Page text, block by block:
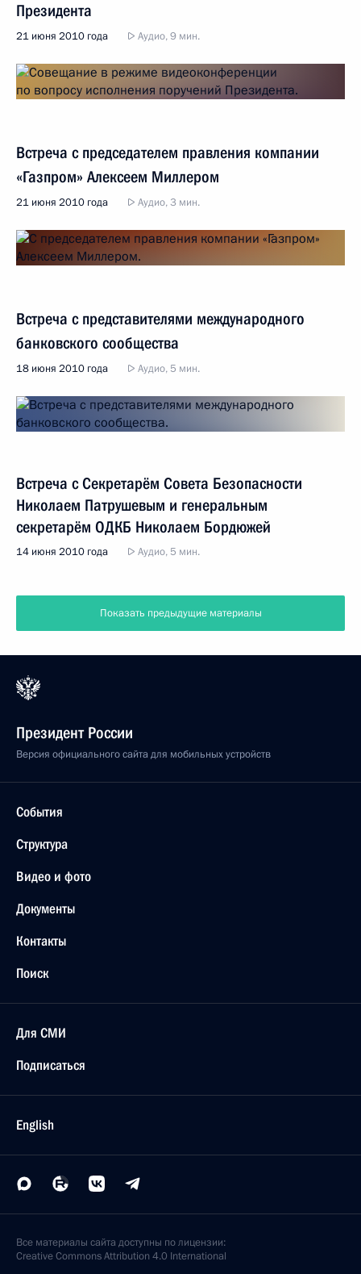
Президента
21 июня 2010 года Аудио, 9 мин.
Встреча с председателем правления компании
«Газпром» Алексеем Миллером
21 июня 2010 года Аудио, 3 мин.
Встреча с представителями международного
банковского сообщества
18 июня 2010 года Аудио, 5 мин.
Встреча с Секретарём Совета Безопасности
Николаем Патрушевым и генеральным
секретарём ОДКБ Николаем Бордюжей
14 июня 2010 года Аудио, 5 мин.
Показать предыдущие материалы
Президент России
Версия официального сайта для мобильных устройств
События
Структура
Видео и фото
Документы
Контакты
Поиск
Для СМИ
Подписаться
English
Все материалы сайта доступны по лицензии:
Creative Commons Attribution 4.0 International